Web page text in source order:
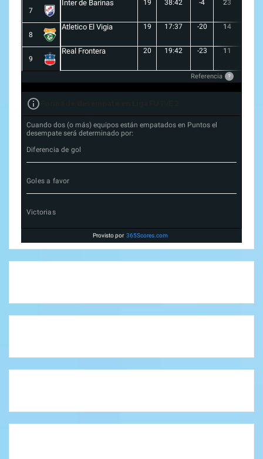
7
Inter de Barinas 19 38:42 -4 23
8
Atletico El Vigia 19 17:37 -20 14
9
Real Frontera 20 19:42 -23 11
Referencia ?
Cuando dos (o más) equipos están empatados en Puntos el
desempate será determinado por:
Diferencia de gol
Goles a favor
Victorias
Provisto por 365Scores.com